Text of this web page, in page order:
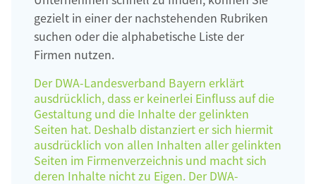
gezielt in einer der nachstehenden Rubriken
suchen oder die alphabetische Liste der
Firmen nutzen.
Der DWA-Landesverband Bayern erklärt
ausdrücklich, dass er keinerlei Einfluss auf die
Gestaltung und die Inhalte der gelinkten
Seiten hat. Deshalb distanziert er sich hiermit
ausdrücklich von allen Inhalten aller gelinkten
Seiten im Firmenverzeichnis und macht sich
deren Inhalte nicht zu Eigen. Der DWA-